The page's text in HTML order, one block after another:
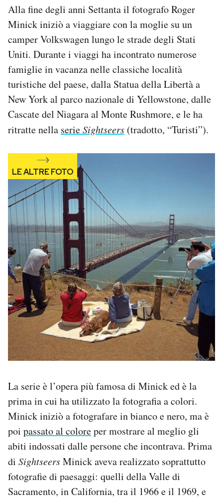
CALENDARIO
AREA PERSONALE
Area Personale
Newsletter
Notifiche mobile
Regala il Post
Hai bisogno di aiuto?
Alla fine degli anni Settanta il fotografo Roger
Minick iniziò a viaggiare con la moglie su un
camper Volkswagen lungo le strade degli Stati
Uniti. Durante i viaggi ha incontrato numerose
famiglie in vacanza nelle classiche località
turistiche del paese, dalla Statua della Libertà a
New York al parco nazionale di Yellowstone, dalle
Cascate del Niagara al Monte Rushmore, e le ha
ritratte nella serieSightseers (tradotto, “Turisti”).
La serie è l’opera più famosa di Minick ed è la
prima in cui ha utilizzato la fotografia a colori.
Minick iniziò a fotografare in bianco e nero, ma è
poi passato al coloreper mostrare al meglio gli
abiti indossati dalle persone che incontrava. Prima
di SightseersMinick aveva realizzato soprattutto
fotografie di paesaggi: quelli della Valle di
Sacramento, in California, tra il 1966 e il 1969, e